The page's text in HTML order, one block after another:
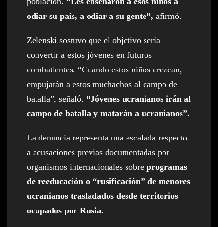
odiar su país, a odiar a su gente”, afirmó.
Zelenski sostuvo que el objetivo sería
convertir a estos jóvenes en futuros
combatientes. “Cuando estos niños crezcan,
empujarán a estos muchachos al campo de
batalla”, señaló. “Jóvenes ucranianos irán al
campo de batalla y matarán a ucranianos”.
La denuncia representa una escalada respecto
a acusaciones previas documentadas por
organismos internacionales sobre programas
de reeducación o “rusificación” de menores
ucranianos trasladados desde territorios
ocupados por Rusia.